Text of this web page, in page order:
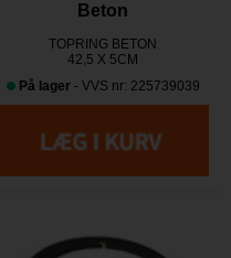
Beton
TOPRING BETON
42,5 X 5CM
På lager - VVS nr: 225739039